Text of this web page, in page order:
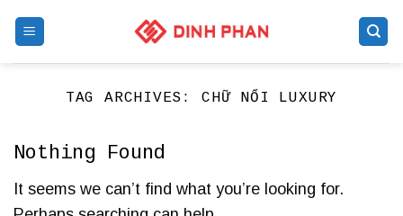
TAG ARCHIVES: CHỮ NỔI LUXURY
Nothing Found
It seems we can’t find what you’re looking for.